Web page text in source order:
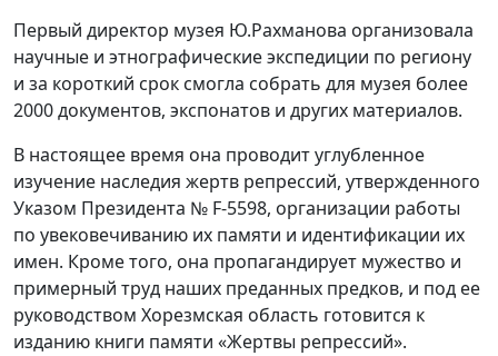
Первый директор музея Ю.Рахманова организовала
научные и этнографические экспедиции по региону
и за короткий срок смогла собрать для музея более
2000 документов, экспонатов и других материалов.
В настоящее время она проводит углубленное
изучение наследия жертв репрессий, утвержденного
Указом Президента № F-5598, организации работы
по увековечиванию их памяти и идентификации их
имен. Кроме того, она пропагандирует мужество и
примерный труд наших преданных предков, и под ее
руководством Хорезмская область готовится к
изданию книги памяти «Жертвы репрессий».